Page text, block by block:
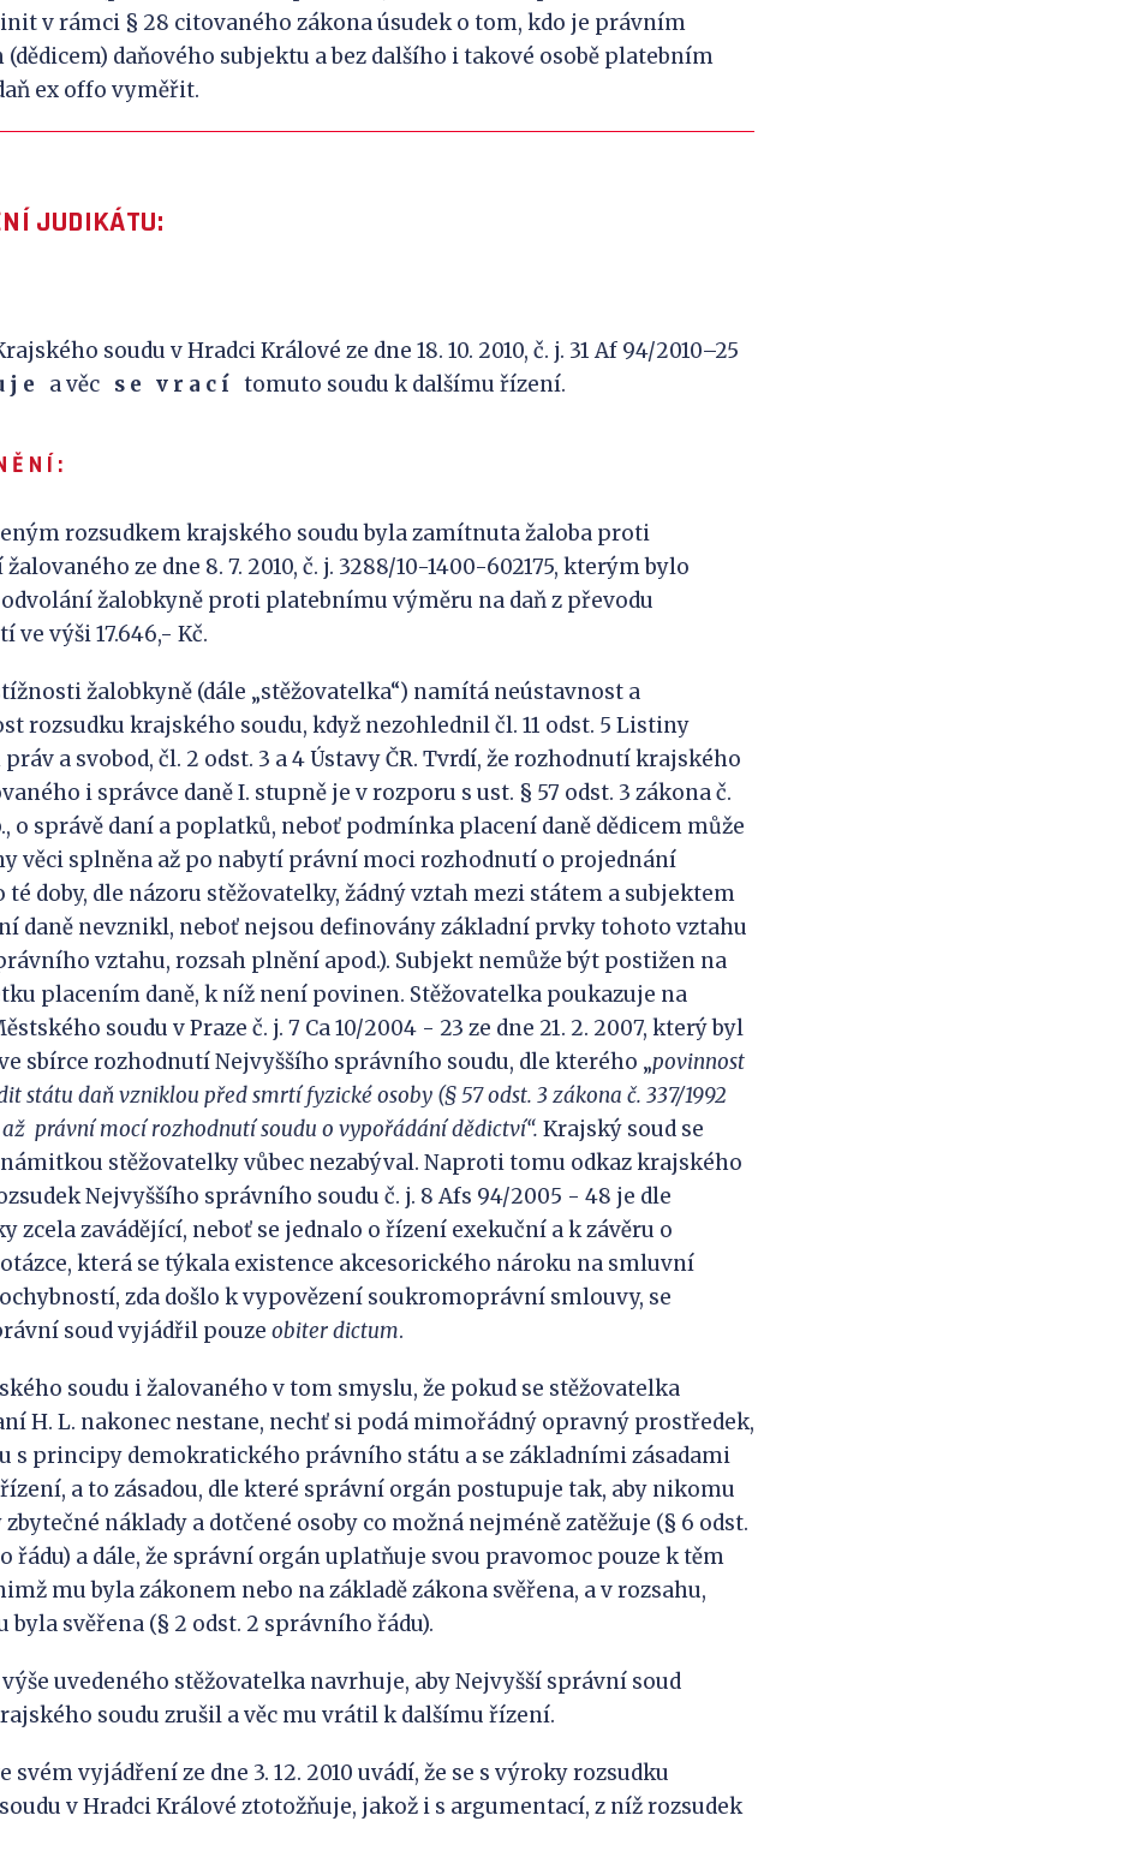
v rámci § 28 citovaného zákona úsudek o tom, kdo je právním
(dědicem) daňového subjektu a bez dalšího i takové osobě platebním
ex offo vyměřit.
JUDIKÁTU:
soudu v Hradci Králové ze dne 18. 10. 2010, č. j. 31 Af 94/2010–25
j e a věc s e v r a c í tomuto soudu k dalšímu řízení.
Ě N Í :
rozsudkem krajského soudu byla zamítnuta žaloba proti
ze dne 8. 7. 2010, č. j. 3288/10-1400-602175, kterým bylo
žalobkyně proti platebnímu výměru na daň z převodu
ve výši 17.646,- Kč.
žalobkyně (dále „stěžovatelka“) namítá neústavnost a
rozsudku krajského soudu, když nezohlednil čl. 11 odst. 5 Listiny
a svobod, čl. 2 odst. 3 a 4 Ústavy ČR. Tvrdí, že rozhodnutí krajského
i správce daně I. stupně je v rozporu s ust. § 57 odst. 3 zákona č.
o správě daní a poplatků, neboť podmínka placení daně dědicem může
věci splněna až po nabytí právní moci rozhodnutí o projednání
té doby, dle názoru stěžovatelky, žádný vztah mezi státem a subjektem
daně nevznikl, neboť nejsou definovány základní prvky tohoto vztahu
vztahu, rozsah plnění apod.). Subjekt nemůže být postižen na
placením daně, k níž není povinen. Stěžovatelka poukazuje na
soudu v Praze č. j. 7 Ca 10/2004 - 23 ze dne 21. 2. 2007, který byl
sbírce rozhodnutí Nejvyššího správního soudu, dle kterého „povinnost
státu daň vzniklou před smrtí fyzické osoby (§ 57 odst. 3 zákona č. 337/1992
právní mocí rozhodnutí soudu o vypořádání dědictví“. Krajský soud se
stěžovatelky vůbec nezabýval. Naproti tomu odkaz krajského
Nejvyššího správního soudu č. j. 8 Afs 94/2005 - 48 je dle
zcela zavádějící, neboť se jednalo o řízení exekuční a k závěru o
která se týkala existence akcesorického nároku na smluvní
zda došlo k vypovězení soukromoprávní smlouvy, se
soud vyjádřil pouze obiter dictum.
soudu i žalovaného v tom smyslu, že pokud se stěžovatelka
H. L. nakonec nestane, nechť si podá mimořádný opravný prostředek,
s principy demokratického právního státu a se základními zásadami
a to zásadou, dle které správní orgán postupuje tak, aby nikomu
náklady a dotčené osoby co možná nejméně zatěžuje (§ 6 odst.
řádu) a dále, že správní orgán uplatňuje svou pravomoc pouze k těm
mu byla zákonem nebo na základě zákona svěřena, a v rozsahu,
byla svěřena (§ 2 odst. 2 správního řádu).
výše uvedeného stěžovatelka navrhuje, aby Nejvyšší správní soud
soudu zrušil a věc mu vrátil k dalšímu řízení.
svém vyjádření ze dne 3. 12. 2010 uvádí, že se s výroky rozsudku
v Hradci Králové ztotožňuje, jakož i s argumentací, z níž rozsudek